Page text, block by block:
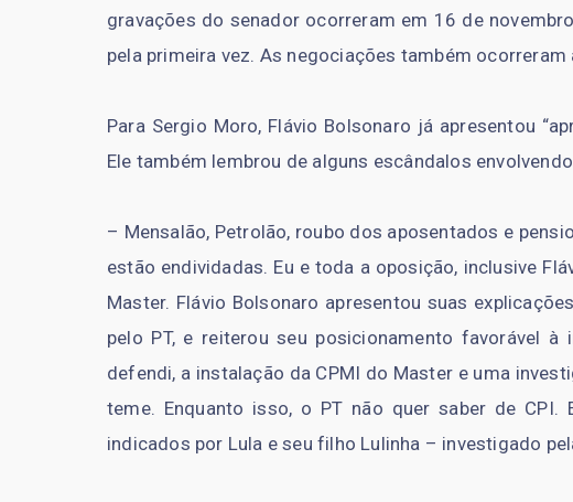
gravações do senador ocorreram em 16 de
pela primeira vez. As negociações também
Para Sergio Moro, Flávio Bolsonaro já apresentou
Ele também lembrou de alguns escândalos envolvendo
– Mensalão, Petrolão, roubo dos aposentados e
estão endividadas. Eu e toda a oposição, inclusive
Master. Flávio Bolsonaro apresentou suas
pelo PT, e reiterou seu posicionamento favorável
defendi, a instalação da CPMI do Master e uma
teme. Enquanto isso, o PT não quer saber de CPI.
indicados por Lula e seu filho Lulinha – investigado